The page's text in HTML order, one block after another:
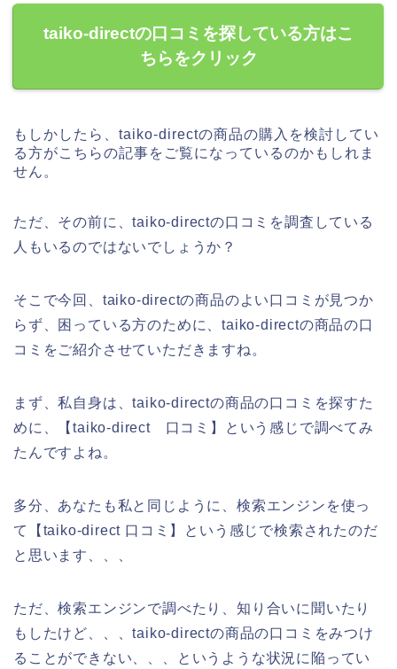
taiko-directの口コミを探している方はこ
ちらをクリック
もしかしたら、taiko-directの商品の購入を検討してい
る方がこちらの記事をご覧になっているのかもしれま
せん。
ただ、その前に、taiko-directの口コミを調査している
人もいるのではないでしょうか？
そこで今回、taiko-directの商品のよい口コミが見つか
らず、困っている方のために、taiko-directの商品の口
コミをご紹介させていただきますね。
まず、私自身は、taiko-directの商品の口コミを探すた
めに、【taiko-direct 口コミ】という感じで調べてみ
たんですよね。
多分、あなたも私と同じように、検索エンジンを使っ
て【taiko-direct 口コミ】という感じで検索されたのだ
と思います、、、
ただ、検索エンジンで調べたり、知り合いに聞いたり
もしたけど、、、taiko-directの商品の口コミをみつけ
ることができない、、、というような状況に陥ってい